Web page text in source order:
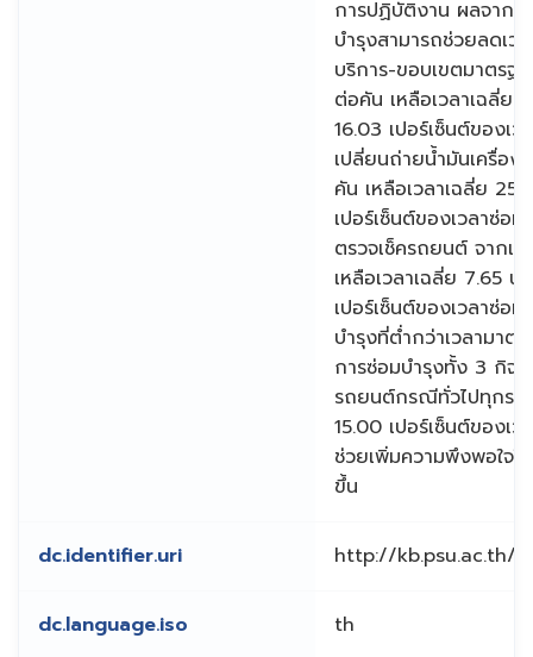
การปฏิบัติงาน ผลจากก
บำรุงสามารถช่วยลดเว
บริการ-ขอบเขตมาตรฐ
ต่อคัน เหลือเวลาเฉลี่ย
16.03 เปอร์เซ็นต์ของเ
เปลี่ยนถ่ายน้ำมันเครื่อง
คัน เหลือเวลาเฉลี่ย
เปอร์เซ็นต์ของเวลาซ่อ
ตรวจเช็ครถยนต์ จากเ
เหลือเวลาเฉลี่ย 7.65
เปอร์เซ็นต์ของเวลาซ่อ
บำรุงที่ต่ำกว่าเวลามาต
การซ่อมบำรุงทั้ง 3 กิจก
รถยนต์กรณีทั่วไปทุกรอ
15.00 เปอร์เซ็นต์ของเ
ช่วยเพิ่มความพึงพอใจ
ขึ้น
dc.identifier.uri http://kb.psu.ac.th/
dc.language.iso th